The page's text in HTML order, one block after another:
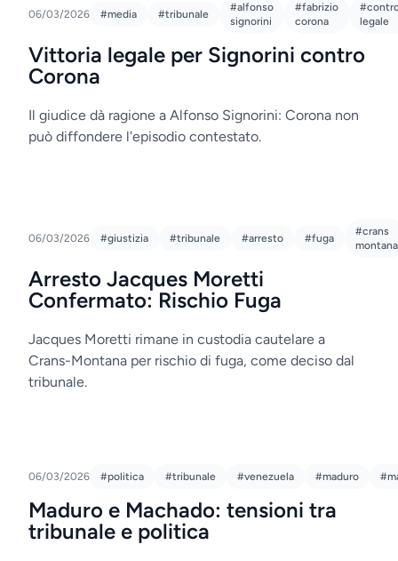
06/03/2026 #media #tribunale
#alfonso
signorini
#fabrizio
corona
legale
Vittoria legale per Signorini contro
Corona
Il giudice dà ragione a Alfonso Signorini: Corona non
può diffondere l'episodio contestato.
06/03/2026 #giustizia #tribunale #arresto #fuga
#crans
montana
Arresto Jacques Moretti
Confermato: Rischio Fuga
Jacques Moretti rimane in custodia cautelare a
Crans-Montana per rischio di fuga, come deciso dal
tribunale.
06/03/2026 #politica #tribunale #venezuela #maduro
Maduro e Machado: tensioni tra
tribunale e politica